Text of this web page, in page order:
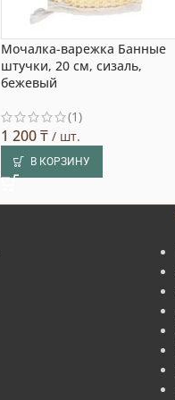
Мочалка-варежка Банные
штучки, 20 см, сизаль,
бежевый
(1)
1 200₸ / шт.
В КОРЗИНУ